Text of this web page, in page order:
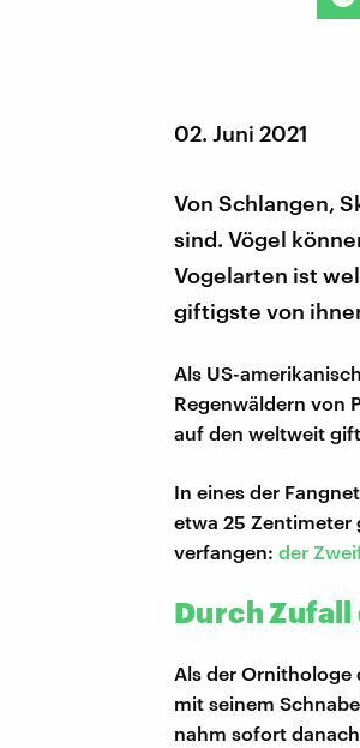
02. Juni 2021
Von Schlangen,
sind. Vögel
Vogelarten ist
giftigste von
Als US-
Regenwäldern von
auf den weltweit
In eines der
etwa 25 Zentimeter
verfangen: der
Durch
Als der Ornithologe
mit seinem
nahm sofort